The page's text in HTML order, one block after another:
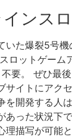
ンス
いた爆裂5号
ロットゲーム
要。 ぜひ最
サイトにアク
を開発する人
あった状況下
理描写が可能